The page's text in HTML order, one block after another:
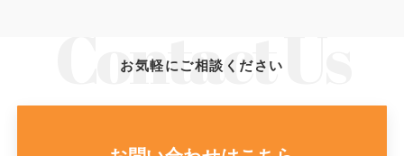
お気軽にご相談ください